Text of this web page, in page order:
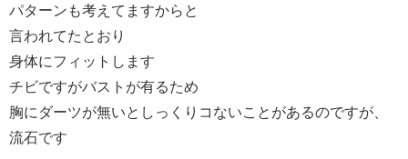
パターンも考えてますからと
言われてたとおり
身体にフィットします
チビですがバストが有るため
胸にダーツが無いとしっくりコないことがあるのですが、
流石です